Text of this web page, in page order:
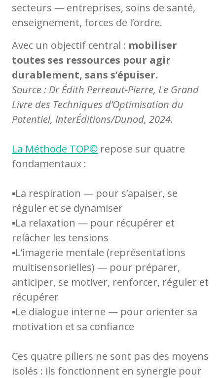
secteurs — entreprises, soins de santé,
enseignement, forces de l’ordre.
Avec un objectif central : mobiliser
toutes ses ressources pour agir
durablement, sans s’épuiser.
Source : Dr Édith Perreaut-Pierre, Le Grand
Livre des Techniques d’Optimisation du
Potentiel, InterÉditions/Dunod, 2024.
La Méthode TOP© repose sur quatre
fondamentaux :
▪️La respiration — pour s’apaiser, se
réguler et se dynamiser
▪️La relaxation — pour récupérer et
relâcher les tensions
▪️L’imagerie mentale (représentations
multisensorielles) — pour préparer,
anticiper, se motiver, renforcer, réguler et
récupérer
▪️Le dialogue interne — pour orienter sa
motivation et sa confiance
Ces quatre piliers ne sont pas des moyens
isolés : ils fonctionnent en synergie pour